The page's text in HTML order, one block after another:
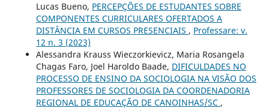
Lucas Bueno, PERCEPÇÕES DE ESTUDANTES SOBRE
COMPONENTES CURRICULARES OFERTADOS A
DISTÂNCIA EM CURSOS PRESENCIAIS , Professare: v.
12 n. 3 (2023)
Alessandra Krauss Wieczorkievicz, Maria Rosangela
Chagas Faro, Joel Haroldo Baade, DIFICULDADES NO
PROCESSO DE ENSINO DA SOCIOLOGIA NA VISÃO DOS
PROFESSORES DE SOCIOLOGIA DA COORDENADORIA
REGIONAL DE EDUCAÇÃO DE CANOINHAS/SC ,